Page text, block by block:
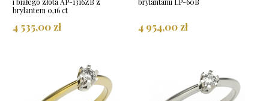
brylantem 0,16 ct
4 535,00 zł 4 954,00 zł